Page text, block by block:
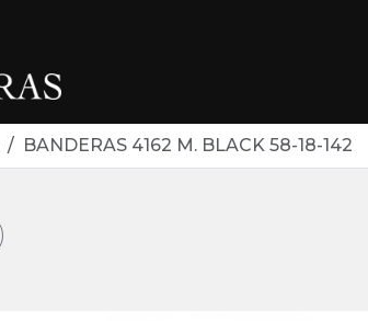
BANDERAS 4162 M. BLACK 58-18-142